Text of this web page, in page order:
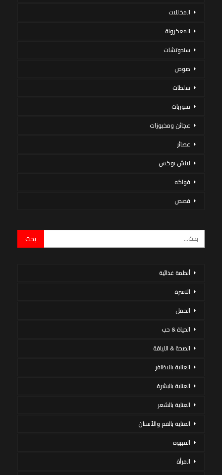
المخللات
المعكرونة
سندوتشات
صوص
سلطات
شوربات
عجائن ومخبوزات
عصائر
لانش بوكس
فواكه
قصص
أنظمة غذائية
الاسرة
الحمل
الحياة & حب
الصحة & اللياقة
العناية بالاظافر
العناية بالبشرة
العناية بالشعر
العناية بالفم والأسنان
القهوة
المرأة